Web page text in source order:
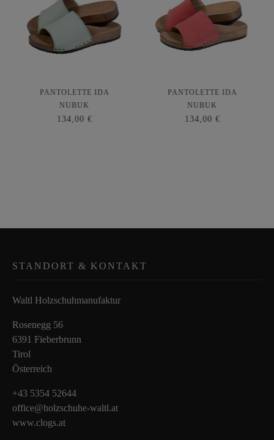
PANTOLETTE IDA
NUBUK
134,00 €
PANTOLETTE IDA
NUBUK
134,00 €
STANDORT & KONTAKT
Waltl Holzschuhmanufaktur
Rosenegg 56
6391 Fieberbrunn
Tirol
Österreich
+43 5354 52644
office@holzschuhe-waltl.at
www.clogs.at